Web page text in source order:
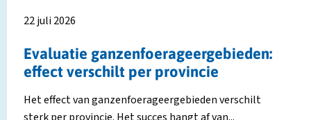
Evaluatie ganzenfoerageergebieden:
effect verschilt per provincie
22 juli 2026
Het effect van ganzenfoerageergebieden verschilt